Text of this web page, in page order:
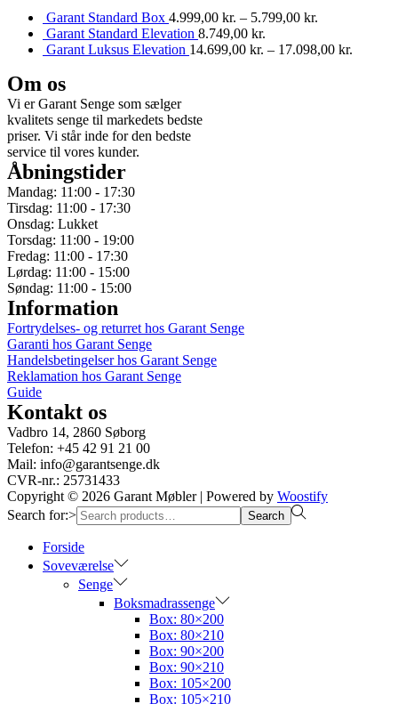
Garant Standard Box 4.999,00 kr. – 5.799,00 kr.
Garant Standard Elevation 8.749,00 kr.
Garant Luksus Elevation 14.699,00 kr. – 17.098,00 kr.
Om os
Vi er Garant Senge som sælger
kvalitets senge til markedets bedste
priser. Vi står inde for den bedste
service til vores kunder.
Åbningstider
Mandag: 11:00 - 17:30
Tirsdag: 11:00 - 17:30
Onsdag: Lukket
Torsdag: 11:00 - 19:00
Fredag: 11:00 - 17:30
Lørdag: 11:00 - 15:00
Søndag: 11:00 - 15:00
Information
Fortrydelses- og returret hos Garant Senge
Garanti hos Garant Senge
Handelsbetingelser hos Garant Senge
Reklamation hos Garant Senge
Guide
Kontakt os
Vadbro 14, 2860 Søborg
Telefon: +45 42 91 21 00
Mail: info@garantsenge.dk
CVR-nr.: 25731433
Copyright © 2026 Garant Møbler| Powered by Woostify
Search for:>
Search
Forside
Soveværelse
Senge
Boksmadrassenge
Box: 80×200
Box: 80×210
Box: 90×200
Box: 90×210
Box: 105×200
Box: 105×210